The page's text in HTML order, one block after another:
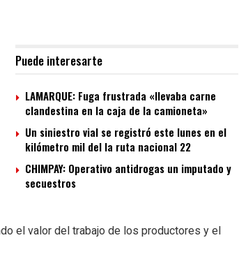
Puede interesarte
LAMARQUE: Fuga frustrada «llevaba carne
clandestina en la caja de la camioneta»
Un siniestro vial se registró este lunes en el
kilómetro mil del la ruta nacional 22
CHIMPAY: Operativo antidrogas un imputado y
secuestros
el valor del trabajo de los productores y el